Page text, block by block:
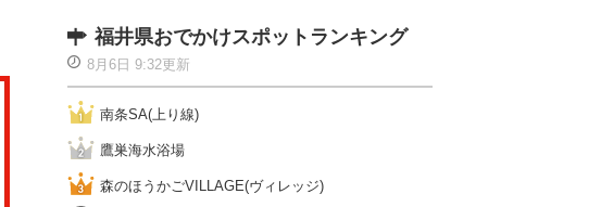
福井県おでかけスポットランキング
8月6日 9:32更新
南条SA(上り線)
鷹巣海水浴場
森のほうかごVILLAGE(ヴィレッジ)